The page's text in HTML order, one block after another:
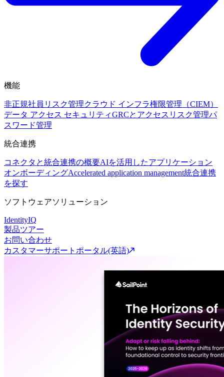
機能
非正規社員リスク管理クラウド インフラ権限管理（CIEM）
データ アクセス セキュリティGRCとアクセスリスク管理パ
スワード管理
統合連携
コネクタと統合連携の概要AIを活用したアプリケーション
オンボーディングAccelerated application management統合連携
を探す
ソフトウェアソリューション
IdentityIQ
製品ツアー
お問い合わせ
カスタマーサポートポータル(英語)